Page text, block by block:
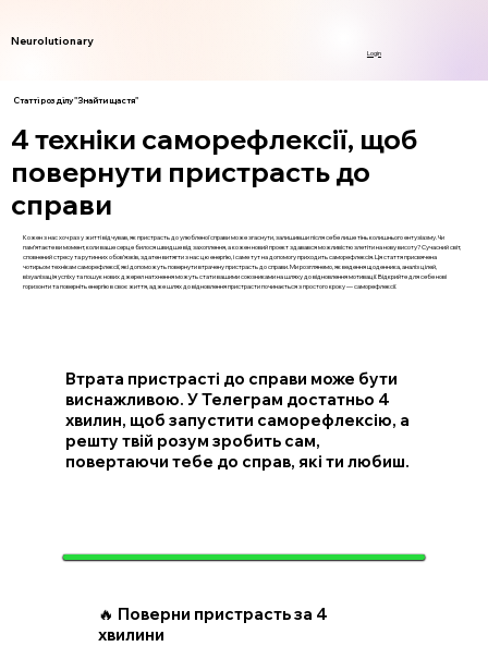
Neurolutionary
Login
Статті розділу "Знайти щастя"
4 техніки саморефлексії, щоб
повернути пристрасть до
справи
Кожен з нас хоч раз у житті відчував, як пристрасть до улюбленої справи може згаснути, залишивши після себе лише тінь колишнього ентузіазму. Чи
пам’ятаєте ви момент, коли ваше серце билося швидше від захоплення, а кожен новий проект здавався можливістю злетіти на нову висоту? Сучасний світ,
сповнений стресу та рутинних обов’язків, здатен витягти з нас цю енергію, і саме тут на допомогу приходить саморефлексія. Ця стаття присвячена
чотирьом технікам саморефлексії, які допоможуть повернути втрачену пристрасть до справи. Ми розглянемо, як ведення щоденника, аналіз цілей,
візуалізація успіху та пошук нових джерел натхнення можуть стати вашими союзниками на шляху до відновлення мотивації. Відкрийте для себе нові
горизонти та поверніть енергію в своє життя, адже шлях до відновлення пристрасти починається з простого кроку — саморефлексії.
Втрата пристрасті до справи може бути
виснажливою. У Телеграм достатньо 4
хвилин, щоб запустити саморефлексію, а
решту твій розум зробить сам,
повертаючи тебе до справ, які ти любиш.
🔥 Поверни пристрасть за 4
хвилини